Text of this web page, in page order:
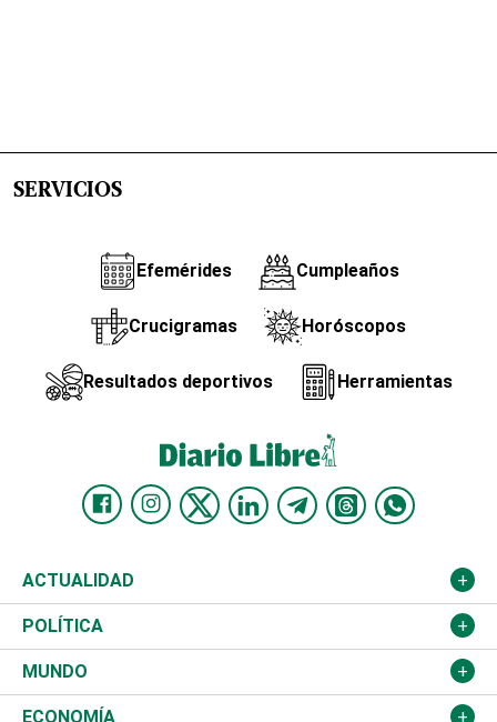
SERVICIOS
Efemérides Cumpleaños
Crucigramas Horóscopos
Resultados deportivos Herramientas
ACTUALIDAD
Nacional
Ciudad
Educación
POLÍTICA
Partidos
JCE
MUNDO
Estados Unidos
ECONOMÍA